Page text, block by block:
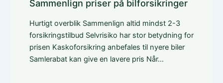
Sammenlign priser på bilforsikringer
Hurtigt overblik Sammenlign altid mindst 2-3
forsikringstilbud Selvrisiko har stor betydning for
prisen Kaskoforsikring anbefales til nyere biler
Samlerabat kan give en lavere pris Når…